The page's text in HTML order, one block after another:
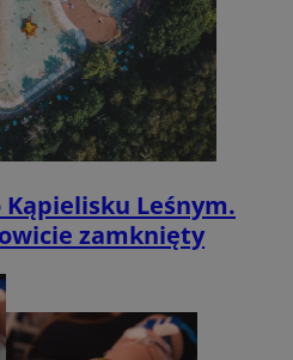
Leśnym.
zamknięty